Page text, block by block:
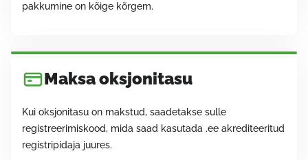
pakkumine on kõige kõrgem.
Maksa oksjonitasu
Kui oksjonitasu on makstud, saadetakse sulle
registreerimiskood, mida saad kasutada .ee akrediteeritud
registripidaja juures.